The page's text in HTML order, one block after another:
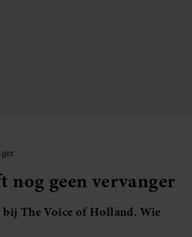
nog geen vervanger
The Voice of Holland. Wie